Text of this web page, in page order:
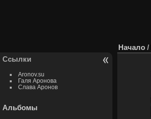
Ссылки
Aronov.su
Галя Аронова
Слава Аронов
Альбомы
Начало /